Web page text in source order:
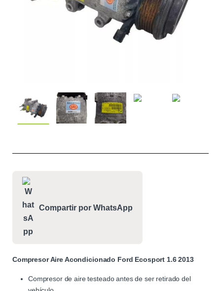
Compartir por WhatsApp
Compresor Aire Acondicionado Ford Ecosport 1.6 2013
Compresor de aire testeado antes de ser retirado del